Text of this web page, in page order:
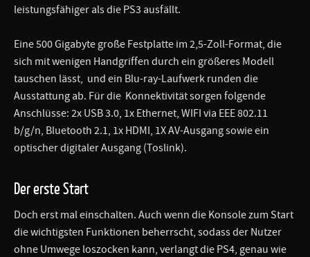
leistungsfähiger als die PS3 ausfällt.
Eine 500 Gigabyte große Festplatte im 2,5-Zoll-Format, die
sich mit wenigen Handgriffen durch ein größeres Modell
tauschen lässt, und ein Blu-ray-Laufwerk runden die
Ausstattung ab. Für die Konnektivität sorgen folgende
Anschlüsse: 2x USB 3.0, 1x Ethernet, WIFI via EEE 802.11
b/g/n, Bluetooth 2.1, 1x HDMI, 1X AV-Ausgang sowie ein
optischer digitaler Ausgang (Toslink).
Der erste Start
Doch erst mal einschalten. Auch wenn die Konsole zum Start
die wichtigsten Funktionen beherrscht, sodass der Nutzer
ohne Umwege loszocken kann, verlangt die PS4, genau wie